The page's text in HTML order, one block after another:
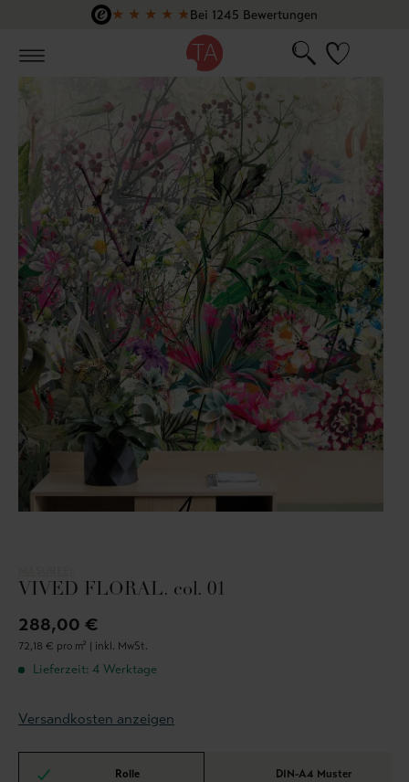
Zum Hauptinhalt springen
★ ★ ★ ★ ★Bei 1245 Bewertungen
VIVED FLORAL. col. 01
288,00 €
72,18 € pro m² | inkl. MwSt.
Lieferzeit: 4 Werktage
Versandkosten anzeigen
Rolle DIN-A4 Muster